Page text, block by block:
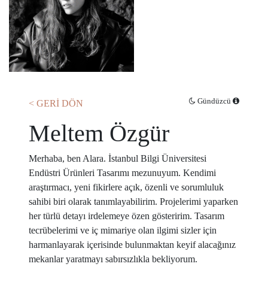
Gündüzcü
< GERİ DÖN
Meltem Özgür
Merhaba, ben Alara. İstanbul Bilgi Üniversitesi
Endüstri Ürünleri Tasarımı mezunuyum. Kendimi
araştırmacı, yeni fikirlere açık, özenli ve sorumluluk
sahibi biri olarak tanımlayabilirim. Projelerimi yaparken
her türlü detayı irdelemeye özen gösteririm. Tasarım
tecrübelerimi ve iç mimariye olan ilgimi sizler için
harmanlayarak içerisinde bulunmaktan keyif alacağınız
mekanlar yaratmayı sabırsızlıkla bekliyorum.